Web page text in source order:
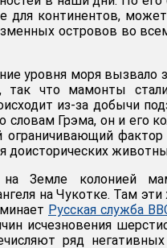
для континентов,
островов во
уровня моря вызвало
так что мамонты
из-за добычи
Грэма, он и его
фактор
доисторических
Земле колонией
на Чукотке. Там
Русская служба
исчезновения
ряд